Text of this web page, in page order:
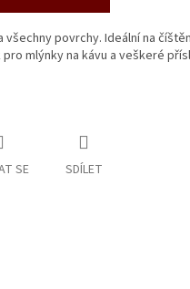
povrchy. Ideální na
mlýnky na kávu a veškeré
SE SDÍLET